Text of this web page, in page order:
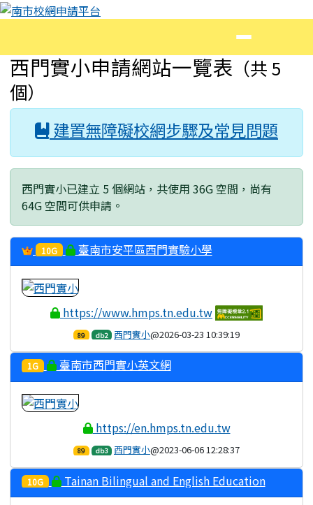
跳至主內容區
南市校網申請平台
主內容區域
西門實小申請網站一覽表 （共 5
個）
建置無障礙校網步驟及常見問題
西門實小已建立 5 個網站，共使用 36G 空間，尚有
64G 空間可供申請。
10G 臺南市安平區西門實驗小學
https://www.hmps.tn.edu.tw
89 db2 西門實小@2026-03-23 10:39:19
1G 臺南市西門實小英文網
https://en.hmps.tn.edu.tw
89 db3 西門實小@2023-06-06 12:28:37
10G
Tainan Bilingual and English Education
Resource Center -- 臺南市雙語暨英語教育資源中心
頁尾區域